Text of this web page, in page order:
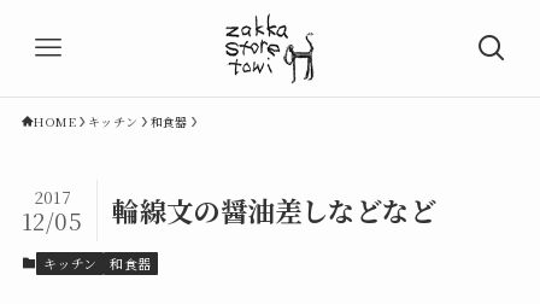
HOME キッチン 和食器
輪線文の醤油差しなどなど
2017
12/05
キッチン 和食器